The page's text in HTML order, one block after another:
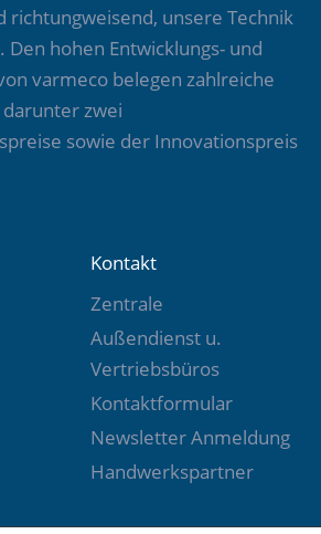
richtungweisend, unsere Technik
hohen Entwicklungs- und
varmeco belegen zahlreiche
zwei
sowie der Innovationspreis
Kontakt
Zentrale
Außendienst u.
Vertriebsbüros
Kontaktformular
Newsletter Anmeldung
Handwerkspartner